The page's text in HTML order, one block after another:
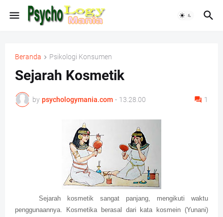
Beranda Psikologi Konsumen
Sejarah Kosmetik
by psychologymania.com - 13.28.00 1
Sejarah kosmetik sangat panjang, mengikuti waktu
penggunaannya. Kosmetika berasal dari kata kosmein (Yunani)